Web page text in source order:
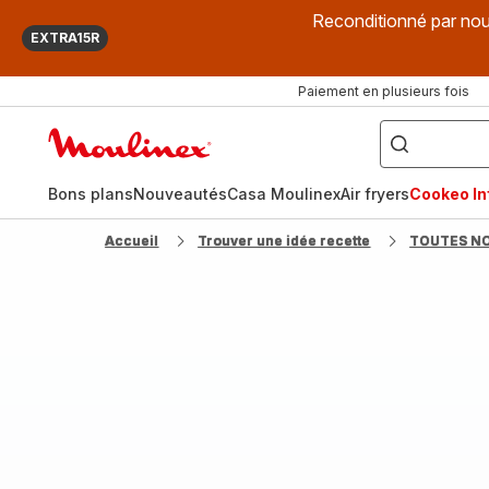
EXTRA15R
Reconditionné par
Paiement en plusieurs fois
["Que
recherchez-
vous
?",
fryer",
"Companion"]
Bons plansNouveautésCasa MoulinexAir fryersCookeo
Accueil Trouver une idée recette TOUTES